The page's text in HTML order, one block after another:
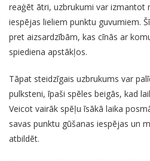
reaģēt ātri, uzbrukumi var izmantot
iespējas lieliem punktu guvumiem.
pret aizsardzībām, kas cīnās ar
spiediena apstākļos.
Tāpat steidzīgais uzbrukums var
pulksteni, īpaši spēles beigās, kad
Veicot vairāk spēļu īsākā laika
savas punktu gūšanas iespējas un
atbildēt.